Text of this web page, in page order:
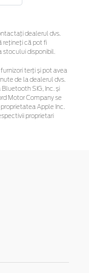
dealerul dvs.
rețineți că pot fi
disponibil.
terți și pot avea
de la dealerul dvs.
SIG, Inc. și
Motor Company se
Apple Inc.
proprietari